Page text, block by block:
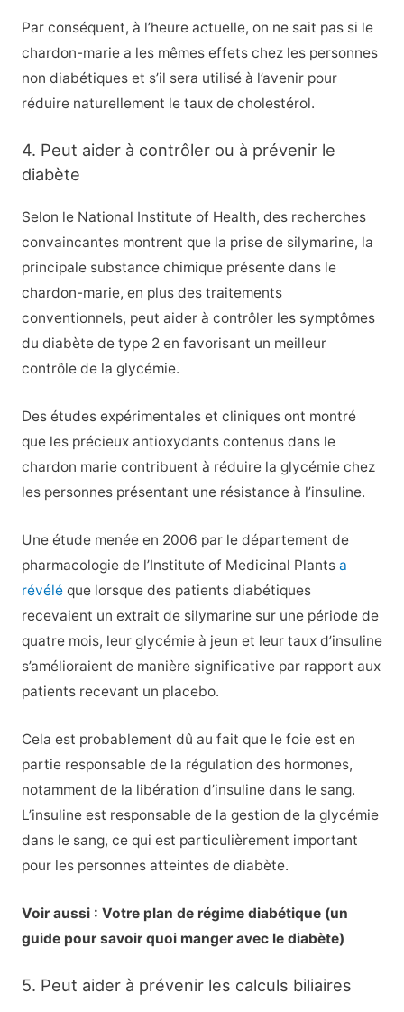
Par conséquent, à l’heure actuelle, on ne sait pas si le
chardon-marie a les mêmes effets chez les personnes
non diabétiques et s’il sera utilisé à l’avenir pour
réduire naturellement le taux de cholestérol.
4. Peut aider à contrôler ou à prévenir le
diabète
Selon le National Institute of Health, des recherches
convaincantes montrent que la prise de silymarine, la
principale substance chimique présente dans le
chardon-marie, en plus des traitements
conventionnels, peut aider à contrôler les symptômes
du diabète de type 2 en favorisant un meilleur
contrôle de la glycémie.
Des études expérimentales et cliniques ont montré
que les précieux antioxydants contenus dans le
chardon marie contribuent à réduire la glycémie chez
les personnes présentant une résistance à l’insuline.
Une étude menée en 2006 par le département de
pharmacologie de l’Institute of Medicinal Plants a
révéléque lorsque des patients diabétiques
recevaient un extrait de silymarine sur une période de
quatre mois, leur glycémie à jeun et leur taux d’insuline
s’amélioraient de manière significative par rapport aux
patients recevant un placebo.
Cela est probablement dû au fait que le foie est en
partie responsable de la régulation des hormones,
notamment de la libération d’insuline dans le sang.
L’insuline est responsable de la gestion de la glycémie
dans le sang, ce qui est particulièrement important
pour les personnes atteintes de diabète.
Voir aussi : Votre plan de régime diabétique (un
guide pour savoir quoi manger avec le diabète)
5. Peut aider à prévenir les calculs biliaires